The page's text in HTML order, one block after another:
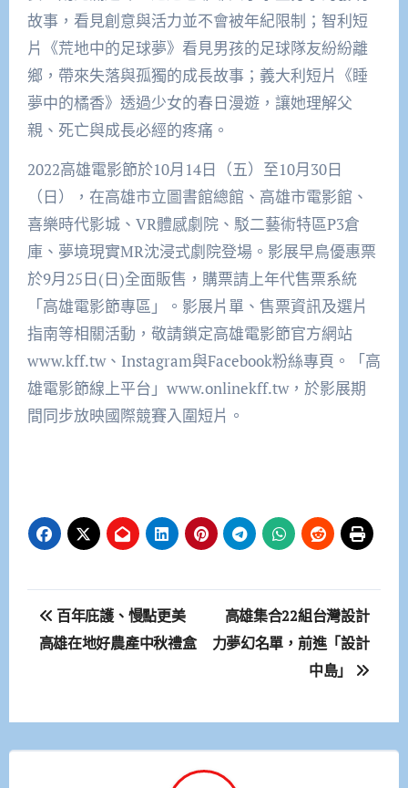
故事，看見創意與活力並不會被年紀限制；智利短
片《荒地中的足球夢》看見男孩的足球隊友紛紛離
鄉，帶來失落與孤獨的成長故事；義大利短片《睡
夢中的橘香》透過少女的春日漫遊，讓她理解父
親、死亡與成長必經的疼痛。
2022高雄電影節於10月14日（五）至10月30日
（日），在高雄市立圖書館總館、高雄市電影館、
喜樂時代影城、VR體感劇院、駁二藝術特區P3倉
庫、夢境現實MR沈浸式劇院登場。影展早鳥優惠票
於9月25日(日)全面販售，購票請上年代售票系統
「高雄電影節專區」。影展片單、售票資訊及選片
指南等相關活動，敬請鎖定高雄電影節官方網站
www.kff.tw、Instagram與Facebook粉絲專頁。「高
雄電影節線上平台」www.onlinekff.tw，於影展期
間同步放映國際競賽入圍短片。
文
章
覽
百年庇護、慢點更美
高雄在地好農產中秋禮盒
高雄集合22組台灣設計
力夢幻名單，前進「設計
中島」